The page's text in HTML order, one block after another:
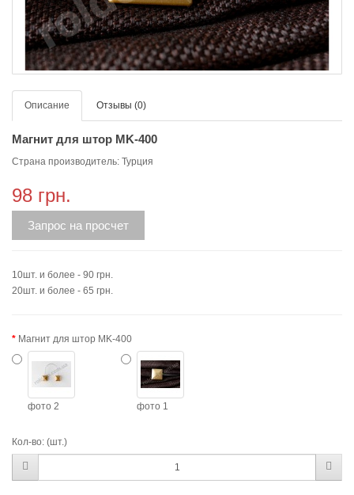
Описание Отзывы (0)
Магнит для штор МK-400
Страна производитель: Турция
98 грн.
Запрос на просчет
10шт. и более - 90 грн.
20шт. и более - 65 грн.
Магнит для штор MK-400
фото 2 фото 1
Кол-во: (шт.)